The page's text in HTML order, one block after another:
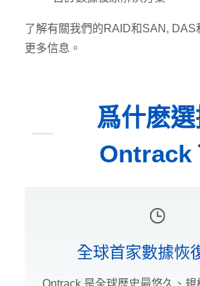
了解有關我們的RAID和SAN, DAS
更多信息。
爲什麽
Ontrack
全球首家數據恢
Ontrack 是全球歷史最悠久、規